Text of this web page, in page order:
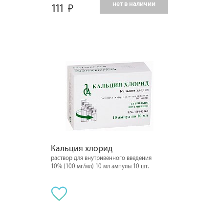
111 нет в наличии
Кальция хлорид
раствор для внутривенного введения
10% (100 мг/мл) 10 мл ампулы 10 шт.